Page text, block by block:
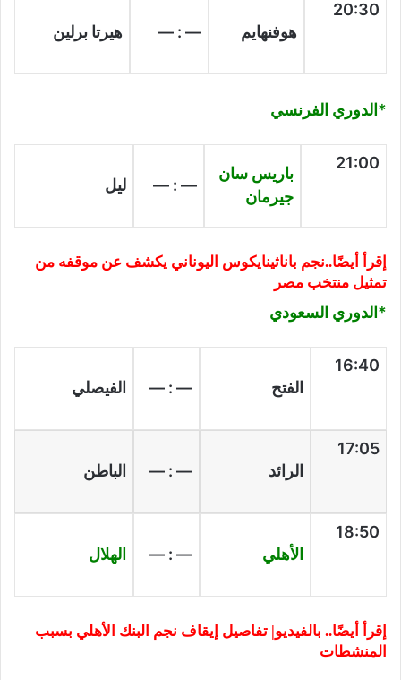
20:30
هوفنهايم
— : — هيرتا برلين
*الدوري الفرنسي
21:00
باريس سان
جيرمان
— : — ليل
إقرأ أيضًا..نجم باناثينايكوس اليوناني يكشف عن موقفه من
تمثيل منتخب مصر
*الدوري السعودي
16:40
الفتح
— : — الفيصلي
17:05
الرائد
— : — الباطن
18:50
الأهلي
— : — الهلال
إقرأ أيضًا.. بالفيديو| تفاصيل إيقاف نجم البنك الأهلي بسبب
المنشطات